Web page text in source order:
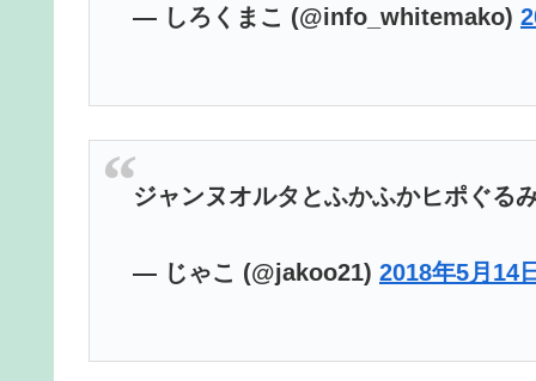
— しろくまこ (@info_whitemako)
ジャンヌオルタとふかふかヒポぐる
— じゃこ (@jakoo21) 2018年5月14